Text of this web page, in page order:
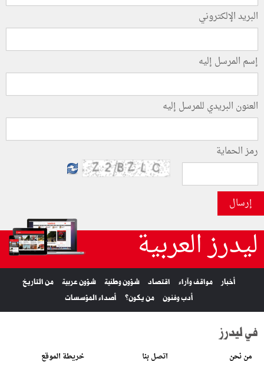
البريد الإلكتروني
إسم المرسل إليه
العنون البريدي للمرسل إليه
رمز الحماية
إرسال
ليدرز العربية
أخبار مواقف وآراء اقتصاد شؤون وطنية شؤون عربية
من التاريخ
أدب وفنون
من يكون؟ أصداء المؤسسات
في ليدرز
من نحن اتصل بنا خريطة الموقع